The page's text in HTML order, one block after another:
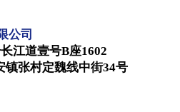
公司
江道壹号B座1602
镇张村定魏线中街34号